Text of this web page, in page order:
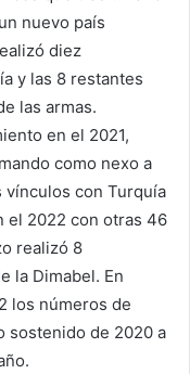
nuevo país
diez
y las 8 restantes
las armas.
en el 2021,
como nexo a
vínculos con Turquía
el 2022 con otras 46
realizó 8
la Dimabel. En
los números de
sostenido de 2020 a